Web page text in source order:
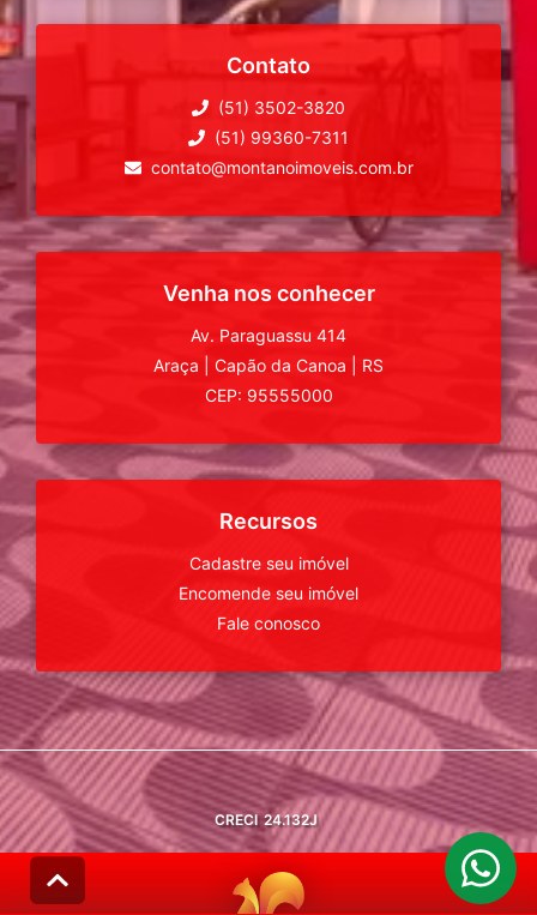
Contato
(51) 3502-3820
(51) 99360-7311
contato@montanoimoveis.com.br
Venha nos conhecer
Av. Paraguassu 414
Araça
Capão da Canoa
RS
CEP: 95555000
Recursos
Cadastre seu imóvel
Encomende seu imóvel
Fale conosco
CRECI 24.132J